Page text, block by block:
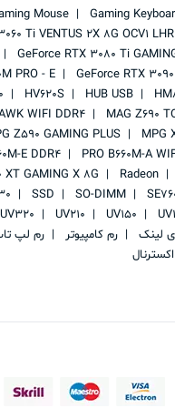
Gaming
Mouse
Ti VENTUS 2X 8G OCV1 LHR
GeForce RTX 3080 Ti
GeForce RTX
PRO - E
HUB USB
HV620S
MAG Z690
WIFI DDR4
MPG
Z590 GAMING PLUS
PRO B660M-A
E DDR4
Radeon
XT GAMING X 8G
SO-DIMM
SSD
UV150
UV210
UV320
لینک رم کامپیوتر رم لپ